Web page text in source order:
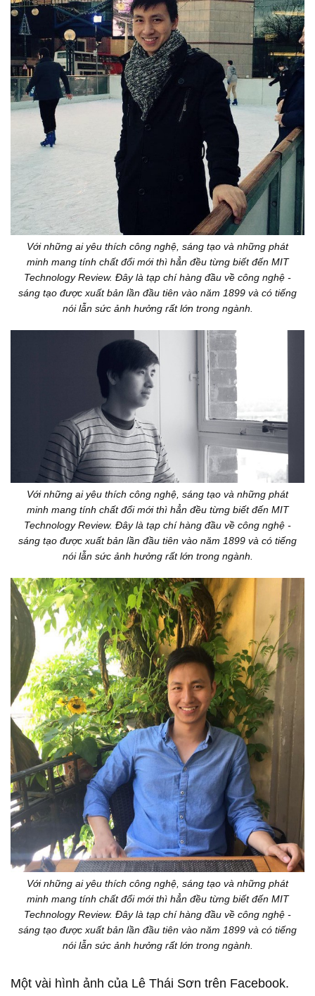
Với những ai yêu thích công nghệ, sáng tạo và những phát
minh mang tính chất đổi mới thì hẳn đều từng biết đến MIT
Technology Review. Đây là tạp chí hàng đầu về công nghệ -
sáng tạo được xuất bản lần đầu tiên vào năm 1899 và có tiếng
nói lẫn sức ảnh hưởng rất lớn trong ngành.
Với những ai yêu thích công nghệ, sáng tạo và những phát
minh mang tính chất đổi mới thì hẳn đều từng biết đến MIT
Technology Review. Đây là tạp chí hàng đầu về công nghệ -
sáng tạo được xuất bản lần đầu tiên vào năm 1899 và có tiếng
nói lẫn sức ảnh hưởng rất lớn trong ngành.
Với những ai yêu thích công nghệ, sáng tạo và những phát
minh mang tính chất đổi mới thì hẳn đều từng biết đến MIT
Technology Review. Đây là tạp chí hàng đầu về công nghệ -
sáng tạo được xuất bản lần đầu tiên vào năm 1899 và có tiếng
nói lẫn sức ảnh hưởng rất lớn trong ngành.
Một vài hình ảnh của Lê Thái Sơn trên Facebook.